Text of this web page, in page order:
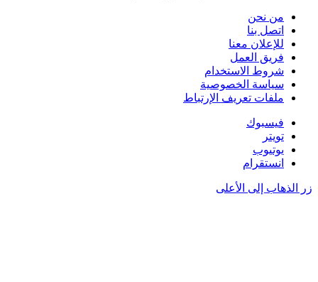
من نحن
اتصل بنا
للإعلان معنا
فريق العمل
شروط الاستخدام
سياسة الخصوصية
ملفات تعريف الإرتباط
فيسبوك
تويتر
يوتيوب
انستقرام
زر الذهاب إلى الأعلى